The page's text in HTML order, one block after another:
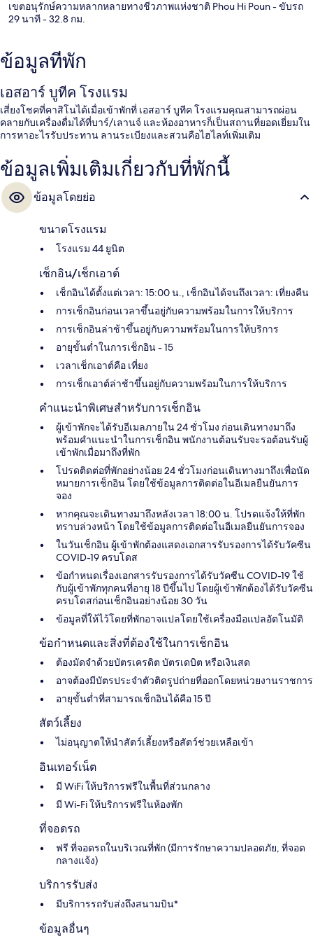
เขตอนุรักษ์ความหลากหลายทางชีวภาพแห่งชาติ Phou Hi Poun- ขับรถ
29 นาที- 32.8 กม.
ข้อมูลที่พัก
เอสอาร์ บูทีค โรงแรม
เสี่ยงโชคที่คาสิโนได้เมื่อเข้าพักที่ เอสอาร์ บูทีค โรงแรมคุณสามารถผ่อน
คลายกับเครื่องดื่มได้ที่บาร์/เลานจ์ และห้องอาหารก็เป็นสถานที่ยอดเยี่ยมใน
การหาอะไรรับประทาน ลานระเบียงและสวนคือไฮไลท์เพิ่มเติม
ข้อมูลเพิ่มเติมเกี่ยวกับที่พักนี้
ข้อมูลโดยย่อ
ขนาดโรงแรม
โรงแรม 44 ยูนิต
เช็กอิน/เช็กเอาต์
เช็กอินได้ตั้งแต่เวลา: 15:00 น., เช็กอินได้จนถึงเวลา: เที่ยงคืน
การเช็กอินก่อนเวลาขึ้นอยู่กับความพร้อมในการให้บริการ
การเช็กอินล่าช้าขึ้นอยู่กับความพร้อมในการให้บริการ
อายุขั้นต่ำในการเช็กอิน - 15
เวลาเช็กเอาต์คือ เที่ยง
การเช็กเอาต์ล่าช้าขึ้นอยู่กับความพร้อมในการให้บริการ
คำแนะนำพิเศษสำหรับการเช็กอิน
ผู้เข้าพักจะได้รับอีเมลภายใน 24 ชั่วโมง ก่อนเดินทางมาถึง
พร้อมคำแนะนำในการเช็กอิน พนักงานต้อนรับจะรอต้อนรับผู้
เข้าพักเมื่อมาถึงที่พัก
โปรดติดต่อที่พักอย่างน้อย 24 ชั่วโมงก่อนเดินทางมาถึงเพื่อนัด
หมายการเช็กอิน โดยใช้ข้อมูลการติดต่อในอีเมลยืนยันการ
จอง
หากคุณจะเดินทางมาถึงหลังเวลา 18:00 น. โปรดแจ้งให้ที่พัก
ทราบล่วงหน้า โดยใช้ข้อมูลการติดต่อในอีเมลยืนยันการจอง
ในวันเช็กอิน ผู้เข้าพักต้องแสดงเอกสารรับรองการได้รับวัคซีน
COVID-19 ครบโดส
ข้อกำหนดเรื่องเอกสารรับรองการได้รับวัคซีน COVID-19 ใช้
กับผู้เข้าพักทุกคนที่อายุ 18 ปีขึ้นไป โดยผู้เข้าพักต้องได้รับวัคซีน
ครบโดสก่อนเช็กอินอย่างน้อย 30 วัน
ข้อมูลที่ให้ไว้โดยที่พักอาจแปลโดยใช้เครื่องมือแปลอัตโนมัติ
ข้อกำหนดและสิ่งที่ต้องใช้ในการเช็กอิน
ต้องมัดจำด้วยบัตรเครดิต บัตรเดบิต หรือเงินสด
อาจต้องมีบัตรประจำตัวติดรูปถ่ายที่ออกโดยหน่วยงานราชการ
อายุขั้นต่ำที่สามารถเช็กอินได้คือ 15 ปี
สัตว์เลี้ยง
ไม่อนุญาตให้นำสัตว์เลี้ยงหรือสัตว์ช่วยเหลือเข้า
อินเทอร์เน็ต
มี WiFi ให้บริการฟรีในพื้นที่ส่วนกลาง
มี Wi-Fi ให้บริการฟรีในห้องพัก
ที่จอดรถ
ฟรี ที่จอดรถในบริเวณที่พัก (มีการรักษาความปลอดภัย, ที่จอด
กลางแจ้ง)
บริการรับส่ง
มีบริการรถรับส่งถึงสนามบิน*
ข้อมูลอื่นๆ